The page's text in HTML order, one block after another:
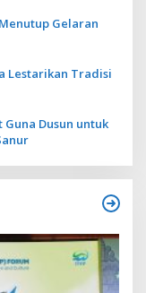
Gelaran
Lestarikan Tradisi
Guna Dusun untuk